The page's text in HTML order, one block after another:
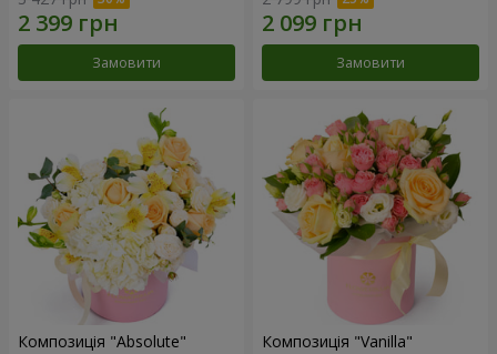
Замовити Замовити
Композиція "Absolute" Композиція "Vanilla"